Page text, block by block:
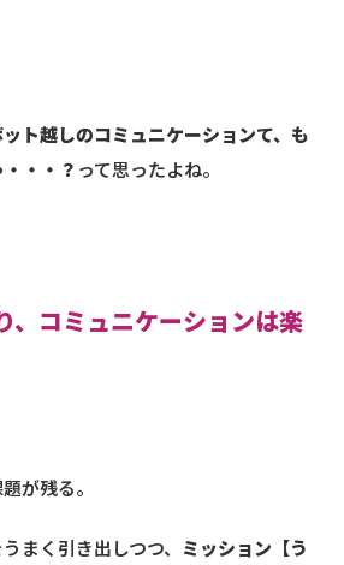
ト越しのコミュニケーションて、も
・・？ って思ったよね。
、コミュニケーションは楽
が残る。
まく引き出しつつ、 ミッション【う